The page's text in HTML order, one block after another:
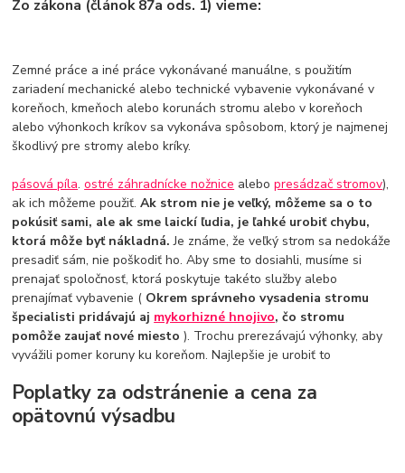
Zo zákona (článok 87a ods. 1) vieme:
Zemné práce a iné práce vykonávané manuálne, s použitím
zariadení mechanické alebo technické vybavenie vykonávané v
koreňoch, kmeňoch alebo korunách stromu alebo v koreňoch
alebo výhonkoch kríkov sa vykonáva spôsobom, ktorý je najmenej
škodlivý pre stromy alebo kríky.
pásová píla.ostré záhradnícke nožnice alebopresádzač stromov),
ak ich môžeme použiť.Ak strom nie je veľký, môžeme sa o to
pokúsiť sami, ale ak sme laickí ľudia, je ľahké urobiť chybu,
ktorá môže byť nákladná.Je známe, že veľký strom sa nedokáže
presadiť sám, nie poškodiť ho. Aby sme to dosiahli, musíme si
prenajať spoločnosť, ktorá poskytuje takéto služby alebo
prenajímať vybavenie ( Okrem správneho vysadenia stromu
špecialisti pridávajú aj mykorhizné hnojivo, čo stromu
pomôže zaujať nové miesto). Trochu prerezávajú výhonky, aby
vyvážili pomer koruny ku koreňom. Najlepšie je urobiť to
Poplatky za odstránenie a cena za
opätovnú výsadbu